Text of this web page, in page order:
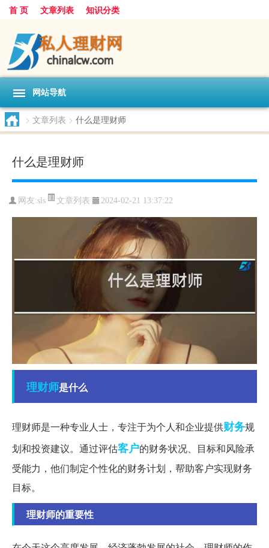
首 页 文章列表 知识分类
网站导航
> 文章列表 > 什么是理财师
什么是理财师
网友:sls 文章列表 2024-02-21 13:37:22
理财师是什么
理财师是一种专业人士，专注于为个人和企业提供财务规
划和投资建议。通过评估客户的财务状况、目标和风险承
受能力，他们制定个性化的财务计划，帮助客户实现财务
目标。
理财师的重要性